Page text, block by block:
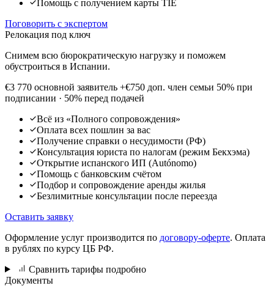
Помощь с получением карты TIE
Поговорить с экспертом
Релокация под ключ
Снимем всю бюрократическую нагрузку и поможем
обустроиться в Испании.
€3 770 основной заявитель +€750 доп. член семьи 50% при
подписании · 50% перед подачей
Всё из «Полного сопровождения»
Оплата всех пошлин за вас
Получение справки о несудимости (РФ)
Консультация юриста по налогам (режим Бекхэма)
Открытие испанского ИП (Autónomo)
Помощь с банковским счётом
Подбор и сопровождение аренды жилья
Безлимитные консультации после переезда
Оставить заявку
Оформление услуг производится по договору-оферте. Оплата
в рублях по курсу ЦБ РФ.
Сравнить тарифы подробно
Документы